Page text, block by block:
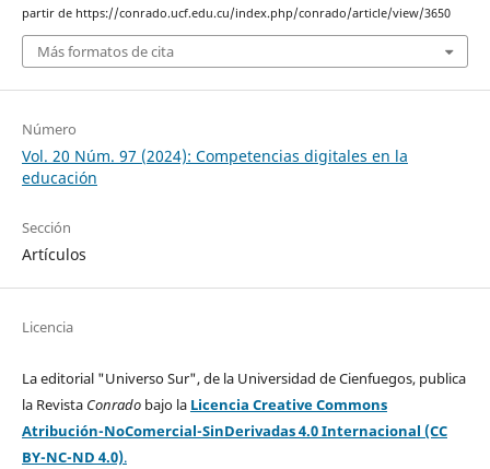
partir de https://conrado.ucf.edu.cu/index.php/conrado/article/view/3650
Más formatos de cita
Número
Vol. 20 Núm. 97 (2024): Competencias digitales en la
educación
Sección
Artículos
Licencia
La editorial "Universo Sur", de la Universidad de Cienfuegos, publica
la Revista Conradobajo la Licencia Creative Commons
Atribución-NoComercial-SinDerivadas 4.0 Internacional (CC
BY-NC-ND 4.0).